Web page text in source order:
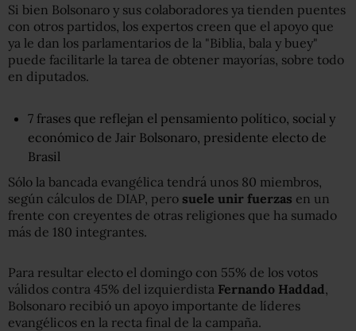
Si bien Bolsonaro y sus colaboradores ya tienden puentes
con otros partidos, los expertos creen que el apoyo que
ya le dan los parlamentarios de la "Biblia, bala y buey"
puede facilitarle la tarea de obtener mayorías, sobre todo
en diputados.
7 frases que reflejan el pensamiento político, social y
económico de Jair Bolsonaro, presidente electo de
Brasil
Sólo la bancada evangélica tendrá unos 80 miembros,
según cálculos de DIAP, pero suele unir fuerzas en un
frente con creyentes de otras religiones que ha sumado
más de 180 integrantes.
Para resultar electo el domingo con 55% de los votos
válidos contra 45% del izquierdista Fernando Haddad
Bolsonaro recibió un apoyo importante de líderes
evangélicos en la recta final de la campaña.